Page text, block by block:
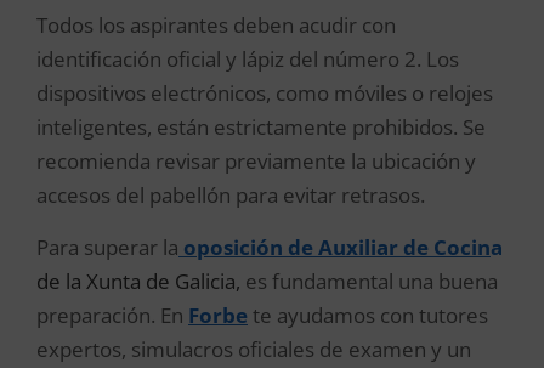
Todos los aspirantes deben acudir con
identificación oficial y lápiz del número 2. Los
dispositivos electrónicos, como móviles o relojes
inteligentes, están estrictamente prohibidos. Se
recomienda revisar previamente la ubicación y
accesos del pabellón para evitar retrasos.
Para superar la oposición de Auxiliar de Cocina
de la Xunta de Galicia, es fundamental una buena
preparación. En Forbe te ayudamos con tutores
expertos, simulacros oficiales de examen y un